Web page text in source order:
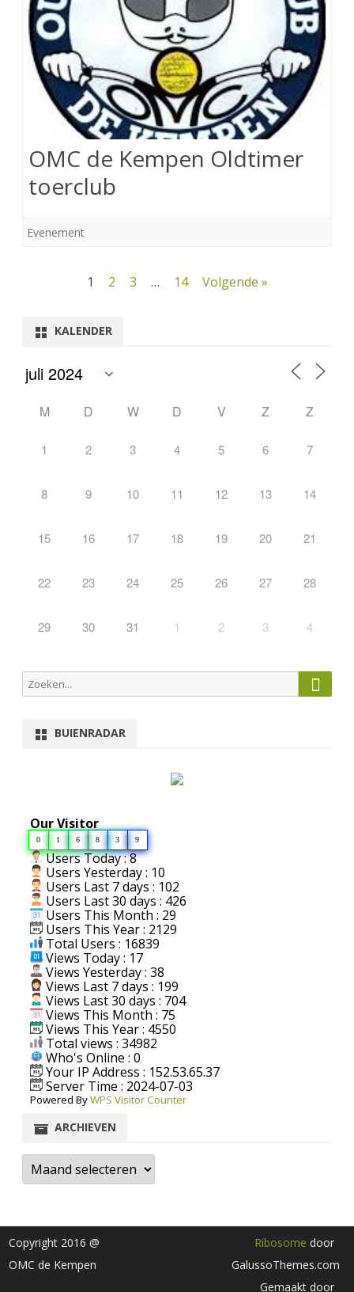
OMC de Kempen Oldtimer
toerclub
Evenement
Berichtnavigatie
1 2 3 … 14 Volgende »
KALENDER
M D W D V Z Z
1 2 3 4 5 6 7
8 9 10 11 12 13 14
15 16 17 18 19 20 21
22 23 24 25 26 27 28
29 30 31 1 2 3 4
Zoeken
naar:
BUIENRADAR
Our Visitor
0 1 6 8 3 9
Users Today : 8
Users Yesterday : 10
Users Last 7 days : 102
Users Last 30 days : 426
Users This Month : 29
Users This Year : 2129
Total Users : 16839
Views Today : 17
Views Yesterday : 38
Views Last 7 days : 199
Views Last 30 days : 704
Views This Month : 75
Views This Year : 4550
Total views : 34982
Who's Online : 0
Your IP Address : 152.53.65.37
Server Time : 2024-07-03
Powered ByWPS Visitor Counter
ARCHIEVEN
Archieven
Copyright 2016 @
OMC de Kempen
Ribosome door
GalussoThemes.com
Gemaakt door